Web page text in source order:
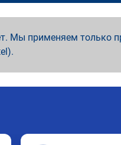
Мы применяем только